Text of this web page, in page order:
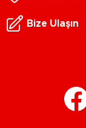
Bize Ulaşın